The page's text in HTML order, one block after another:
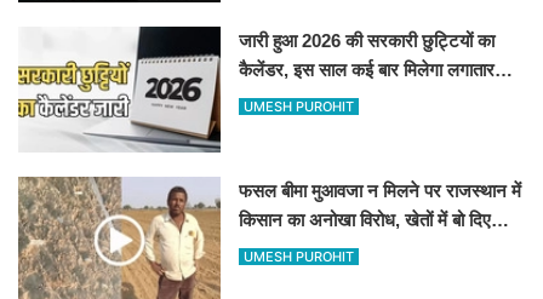
जारी हुआ 2026 की सरकारी छुट्टियों का
कैलेंडर, इस साल कई बार मिलेगा लगातार
अवकाश, देखें
UMESH PUROHIT
फसल बीमा मुआवजा न मिलने पर राजस्थान में
किसान का अनोखा विरोध, खेतों में बो दिए
500-500 रुपए के नोट, वीडियो वायरल
UMESH PUROHIT